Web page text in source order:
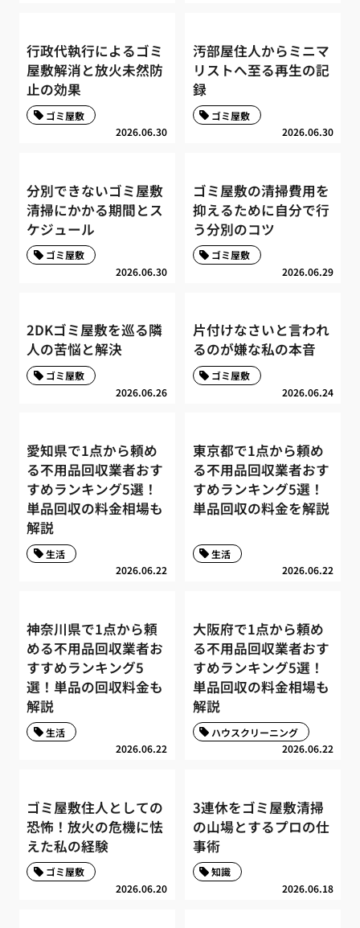
行政代執行によるゴミ
屋敷解消と放火未然防
止の効果
2026.06.30
ゴミ屋敷
汚部屋住人からミニマ
リストへ至る再生の記
録
2026.06.30
ゴミ屋敷
分別できないゴミ屋敷
清掃にかかる期間とス
ケジュール
2026.06.30
ゴミ屋敷
ゴミ屋敷の清掃費用を
抑えるために自分で行
う分別のコツ
2026.06.29
ゴミ屋敷
2DKゴミ屋敷を巡る隣
人の苦悩と解決
2026.06.26
ゴミ屋敷
片付けなさいと言われ
るのが嫌な私の本音
2026.06.24
ゴミ屋敷
愛知県で1点から頼め
る不用品回収業者おす
すめランキング5選！
単品回収の料金相場も
解説
2026.06.22
生活
東京都で1点から頼め
る不用品回収業者おす
すめランキング5選！
単品回収の料金を解説
2026.06.22
生活
神奈川県で1点から頼
める不用品回収業者お
すすめランキング5
選！単品の回収料金も
解説
2026.06.22
生活
大阪府で1点から頼め
る不用品回収業者おす
すめランキング5選！
単品回収の料金相場も
解説
2026.06.22
ハウスクリーニング
ゴミ屋敷住人としての
恐怖！放火の危機に怯
えた私の経験
2026.06.20
ゴミ屋敷
3連休をゴミ屋敷清掃
の山場とするプロの仕
事術
2026.06.18
知識